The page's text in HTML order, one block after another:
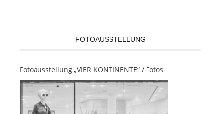
FOTOAUSSTELLUNG
Fotoausstellung „VIER KONTINENTE“ / Fotos